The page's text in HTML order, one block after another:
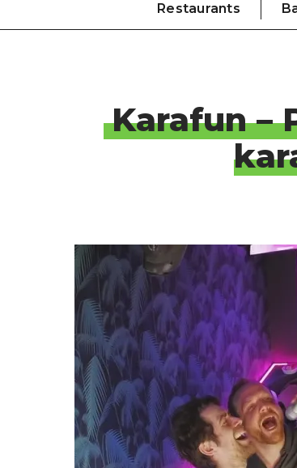
Restaurants
Karafun –